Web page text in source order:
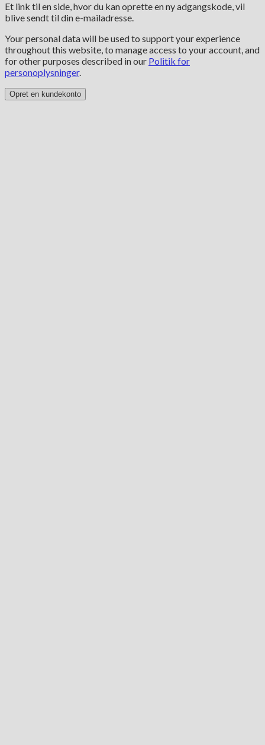
Et link til en side, hvor du kan oprette en ny adgangskode, vil
blive sendt til din e-mailadresse.
Your personal data will be used to support your experience
throughout this website, to manage access to your account, and
for other purposes described in our Politik for
personoplysninger.
Opret en kundekonto